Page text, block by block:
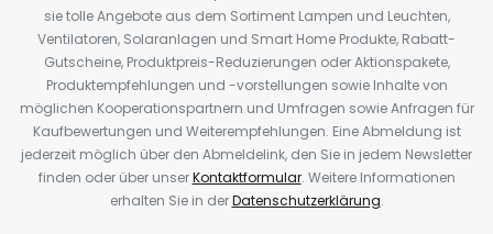
sie tolle Angebote aus dem Sortiment Lampen und Leuchten,
Ventilatoren, Solaranlagen und Smart Home Produkte, Rabatt-
Gutscheine, Produktpreis-Reduzierungen oder Aktionspakete,
Produktempfehlungen und -vorstellungen sowie Inhalte von
möglichen Kooperationspartnern und Umfragen sowie Anfragen für
Kaufbewertungen und Weiterempfehlungen. Eine Abmeldung ist
jederzeit möglich über den Abmeldelink, den Sie in jedem Newsletter
finden oder über unserKontaktformular. Weitere Informationen
erhalten Sie in derDatenschutzerklärung.